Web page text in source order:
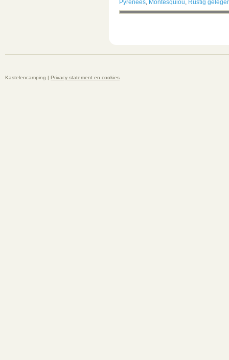
Pyrénées, Montesquiou, Rustig
Kastelencamping | Privacy statement en cookies